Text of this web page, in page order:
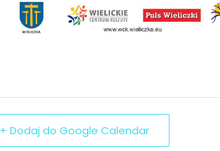
+ Dodaj do Google Calendar